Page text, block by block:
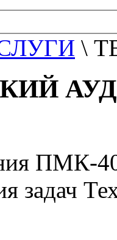
\
ПМК-
задач